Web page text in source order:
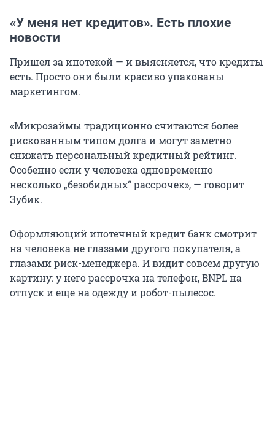
«У меня нет кредитов». Есть плохие
новости
Пришел за ипотекой — и выясняется, что кредиты
есть. Просто они были красиво упакованы
маркетингом.
«Микрозаймы традиционно считаются более
рискованным типом долга и могут заметно
снижать персональный кредитный рейтинг.
Особенно если у человека одновременно
несколько „безобидных“ рассрочек», — говорит
Зубик.
Оформляющий ипотечный кредит банк смотрит
на человека не глазами другого покупателя, а
глазами риск-менеджера. И видит совсем другую
картину: у него рассрочка на телефон, BNPL на
отпуск и еще на одежду и робот-пылесос.